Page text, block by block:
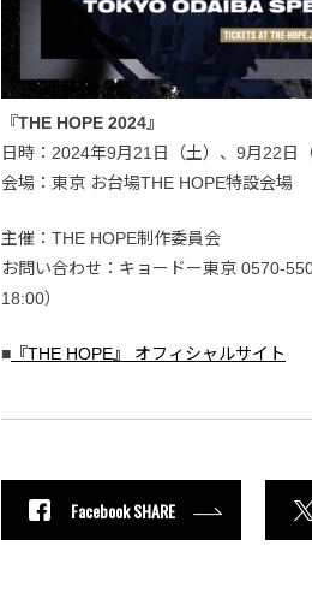
『THE HOPE 2024』
日時：2024年9月21日（土）、9月22日（
会場：東京 お台場THE HOPE特設会場
主催：THE HOPE制作委員会
お問い合わせ：キョードー東京 0570-
18:00）
■ 『THE HOPE』 オフィシャルサイト
Facebook SHARE